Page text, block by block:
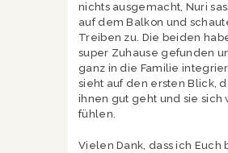
nichts ausgemacht, Nuri
auf dem Balkon und
Treiben zu. Die beiden
super Zuhause gefunden
ganz in die Familie
sieht auf den ersten Blick,
ihnen gut geht und sie sich
fühlen.
Vielen Dank, dass ich Euch